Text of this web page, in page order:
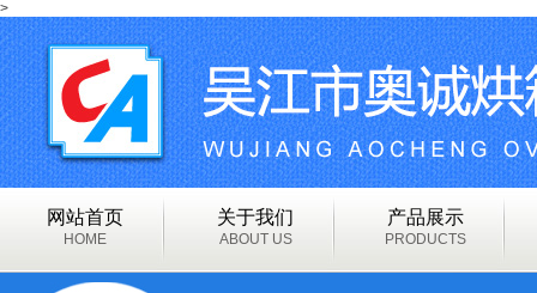
>
网站首页
HOME
关于我们
ABOUT US
产品展示
PRODUCTS